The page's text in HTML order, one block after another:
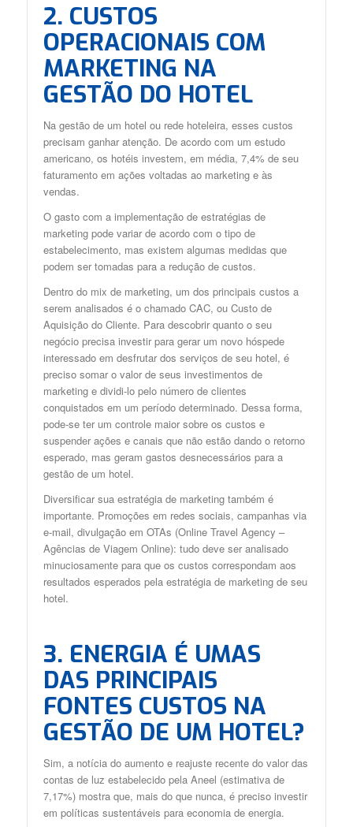
2. CUSTOS
OPERACIONAIS COM
MARKETING NA
GESTÃO DO HOTEL
Na gestão de um hotel ou rede hoteleira, esses custos
precisam ganhar atenção. De acordo com um estudo
americano, os hotéis investem, em média, 7,4% de seu
faturamento em ações voltadas ao marketing e às
vendas.
O gasto com a implementação de estratégias de
marketingpode variar de acordo com o tipo de
estabelecimento, mas existem algumas medidas que
podem ser tomadas para a redução de custos.
Dentro do mix de marketing, um dos principais custos a
serem analisados é o chamado CAC, ou Custo de
Aquisição do Cliente. Para descobrir quanto o seu
negócio precisa investir para gerar um novo hóspede
interessado em desfrutar dos serviços de seu hotel, é
preciso somar o valor de seus investimentos de
marketing e dividi-lo pelo número de clientes
conquistados em um período determinado. Dessa forma,
pode-se ter um controle maior sobre os custos e
suspender ações e canais que não estão dando o retorno
esperado, mas geram gastos desnecessários para a
gestão de um hotel.
Diversificar sua estratégia de marketing também é
importante. Promoções em redes sociais, campanhas via
e-mail, divulgação em OTAs (Online Travel Agency –
Agências de Viagem Online): tudo deve ser analisado
minuciosamente para que os custos correspondam aos
resultados esperados pela estratégia de marketing de seu
hotel.
3. ENERGIA É UMAS
DAS PRINCIPAIS
FONTES CUSTOS NA
GESTÃO DE UM HOTEL?
Sim, a notícia do aumento e reajuste recente do valor das
contas de luz estabelecido pela Aneel (estimativa de
7,17%) mostra que, mais do que nunca, é preciso investir
em políticas sustentáveis para economia de energia.